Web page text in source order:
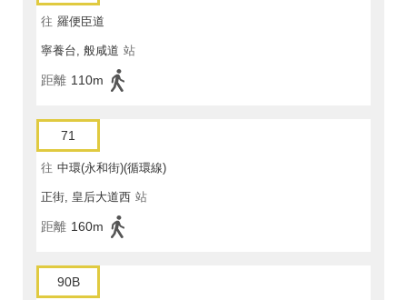
往 羅便臣道
寧養台, 般咸道 站
距離 110m
71
往 中環(永和街)(循環線)
正街, 皇后大道西 站
距離 160m
90B